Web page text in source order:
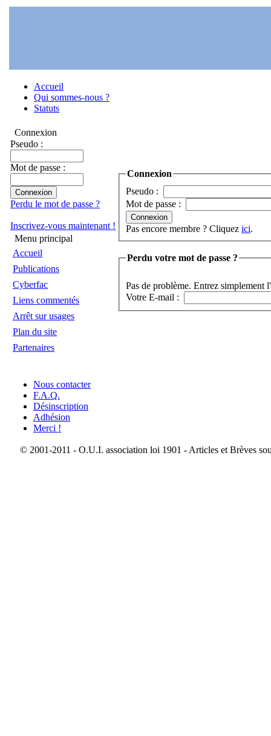
Accueil
Qui sommes-nous ?
Statuts
Connexion
Pseudo :
Mot de passe :
Perdu le mot de passe ?
Inscrivez-vous maintenant !
Menu principal
Accueil
Publications
Cyberfac
Liens commentés
Arrêt sur usages
Plan du site
Partenaires
Connexion
Pseudo :
Mot de passe :
Pas encore membre ? Cliquez ici.
Perdu votre mot de passe ?
Pas de problème. Entrez simplement
Votre E-mail :
Nous contacter
F.A.Q.
Désinscription
Adhésion
Merci !
© 2001-2011 - O.U.I. association loi 1901 - Articles et Brèves